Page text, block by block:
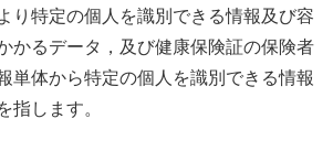
り特定の個人を識別できる情報及び容
かるデータ，及び健康保険証の保険者
単体から特定の個人を識別できる情報
指します。